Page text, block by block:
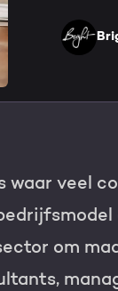
HubSpot
Digital
Content
Team
HubSpot
Awards
Blog
waar veel
om